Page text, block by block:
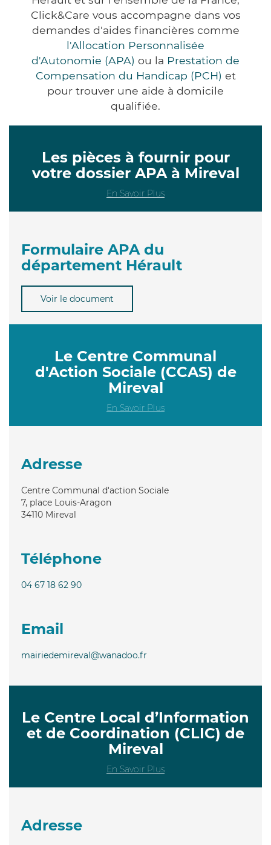
Click&Care vous accompagne dans vos
demandes d'aides financières comme
l'Allocation Personnalisée
d'Autonomie (APA) ou la Prestation de
Compensation du Handicap (PCH) et
pour trouver une aide à domicile
qualifiée.
Les pièces à fournir pour
votre dossier APA à Mireval
En Savoir Plus
Formulaire APA du
département Hérault
Voir le document
Le Centre Communal
d'Action Sociale (CCAS) de
Mireval
En Savoir Plus
Adresse
Centre Communal d'action Sociale
7, place Louis-Aragon
34110 Mireval
Téléphone
04 67 18 62 90
Email
mairiedemireval@wanadoo.fr
Le Centre Local d’Information
et de Coordination (CLIC) de
Mireval
En Savoir Plus
Adresse